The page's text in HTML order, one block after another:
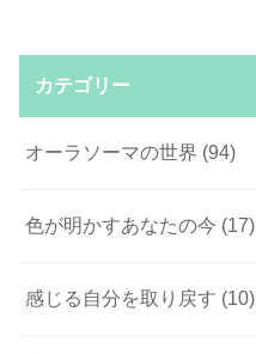
カテゴリー
オーラソーマの世界 (94)
色が明かすあなたの今 (17)
感じる自分を取り戻す (10)